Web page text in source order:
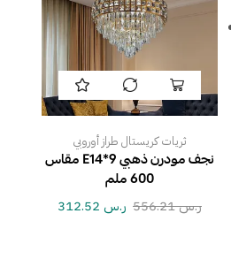
ثريات كريستال طراز أوروبي
نجف مودرن ذهبي E14*9 مقاس
600 ملم
ر.س556.21 ر.س